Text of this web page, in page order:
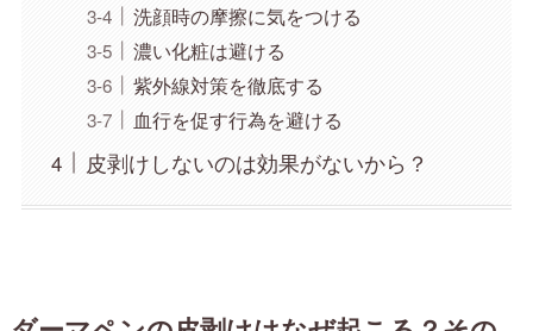
洗顔時の摩擦に気をつける
濃い化粧は避ける
紫外線対策を徹底する
血行を促す行為を避ける
皮剥けしないのは効果がないから？